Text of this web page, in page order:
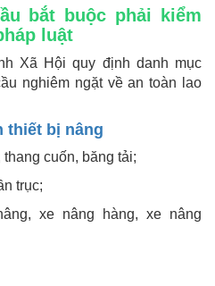
bắt buộc phải kiểm
luật
Xã Hội quy định danh mục
nghiêm ngặt về an toàn lao
thiết bị nâng
cuốn, băng tải;
trục;
xe nâng hàng, xe nâng